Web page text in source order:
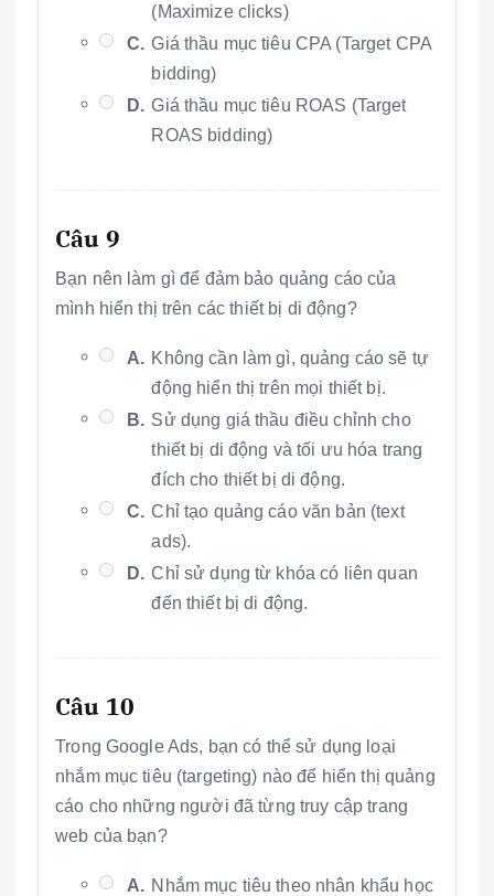
(Maximize clicks)
C. Giá thầu mục tiêu CPA (Target CPA
bidding)
D. Giá thầu mục tiêu ROAS (Target
ROAS bidding)
Câu 9
Bạn nên làm gì để đảm bảo quảng cáo của
mình hiển thị trên các thiết bị di động?
A. Không cần làm gì, quảng cáo sẽ tự
động hiển thị trên mọi thiết bị.
B. Sử dụng giá thầu điều chỉnh cho
thiết bị di động và tối ưu hóa trang
đích cho thiết bị di động.
C. Chỉ tạo quảng cáo văn bản (text
ads).
D. Chỉ sử dụng từ khóa có liên quan
đến thiết bị di động.
Câu 10
Trong Google Ads, bạn có thể sử dụng loại
nhắm mục tiêu (targeting) nào để hiển thị quảng
cáo cho những người đã từng truy cập trang
web của bạn?
A. Nhắm mục tiêu theo nhân khẩu học